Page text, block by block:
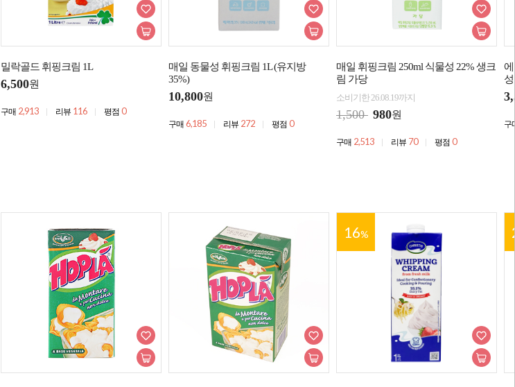
밀락골드 휘핑크림 1L
6,500원
구매 2,913 리뷰 116 평점 0
매일 동물성 휘핑크림 1L (유지방
35%)
10,800원
구매 6,185 리뷰 272 평점 0
매일 휘핑크림 250ml 식물성 22% 생크
림 가당
소비기한 26.08.19까지
1,500 980원
구매 2,513 리뷰 70 평점 0
구
16%